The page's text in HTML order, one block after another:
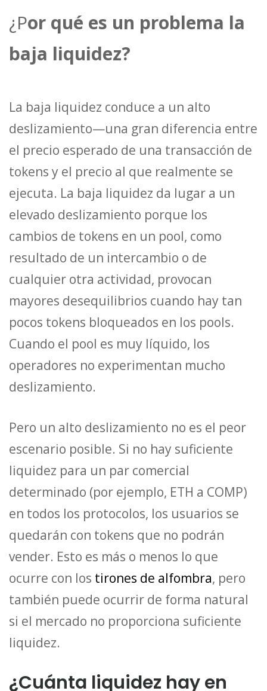
¿Por qué es un problema la
baja liquidez?
La baja liquidez conduce a un alto
deslizamiento—una gran diferencia entre
el precio esperado de una transacción de
tokens y el precio al que realmente se
ejecuta. La baja liquidez da lugar a un
elevado deslizamiento porque los
cambios de tokens en un pool, como
resultado de un intercambio o de
cualquier otra actividad, provocan
mayores desequilibrios cuando hay tan
pocos tokens bloqueados en los pools.
Cuando el pool es muy líquido, los
operadores no experimentan mucho
deslizamiento.
Pero un alto deslizamiento no es el peor
escenario posible. Si no hay suficiente
liquidez para un par comercial
determinado (por ejemplo, ETH a COMP)
en todos los protocolos, los usuarios se
quedarán con tokens que no podrán
vender. Esto es más o menos lo que
ocurre con los tirones de alfombra, pero
también puede ocurrir de forma natural
si el mercado no proporciona suficiente
liquidez.
¿Cuánta liquidez hay en